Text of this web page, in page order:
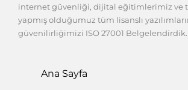
internet güvenliği, dijital eğitimlerimiz ve
yapmış olduğumuz tüm lisanslı
güvenilirliğimizi ISO 27001 Belgelendirdik.
Ana Sayfa